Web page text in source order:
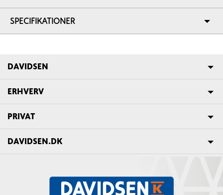
SPECIFIKATIONER
DAVIDSEN
ERHVERV
PRIVAT
DAVIDSEN.DK